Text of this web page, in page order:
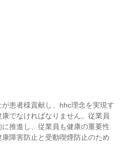
患者様貢献し、hhc理念を実現す
でなければなりません。従業員
推進し、従業員も健康の重要性
障害防止と受動喫煙防止のため